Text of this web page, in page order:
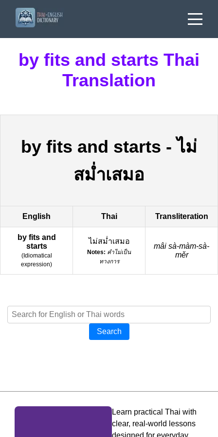
by fits and starts Thai
Translation
by fits and starts -ไม่
สม่ำเสมอ
English Thai Transliteration
by fits and
starts
(Idiomatical
expression)
ไม่สม่ำเสมอ
Notes: คำไม่เป็น
ทางการ
mâi sà-màm-sà-
měr
Search
Learn practical Thai with
clear, real-world lessons
designed for everyday